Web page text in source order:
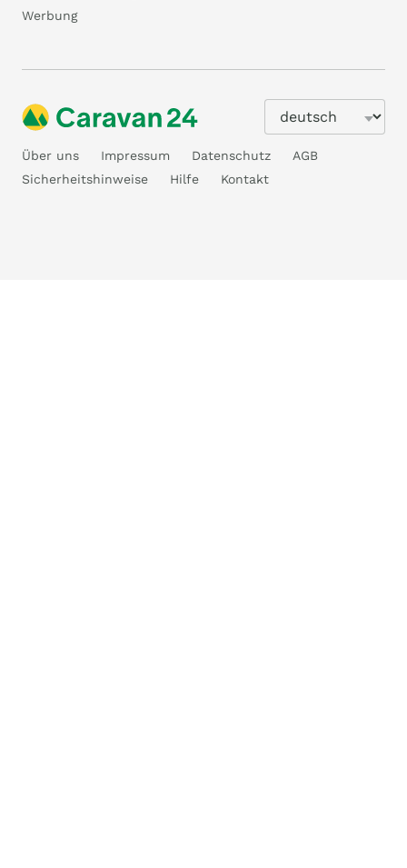
Werbung
Über uns Impressum Datenschutz
AGB
Sicherheitshinweise
Hilfe Kontakt